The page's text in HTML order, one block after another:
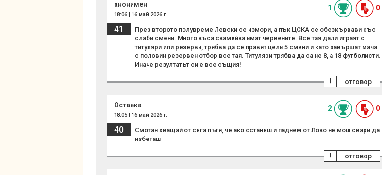
анонимен
18:06 | 16 май 2026 г.
1 0
41
През второто полувреме Левски се измори, а пък ЦСКА се обезкървави със
слаби смени. Много къса скамейка имат червените. Все тая дали играят с
титуляри или резерви, трябва да се правят цели 5 смени и като завършат мача
с половин резервен отбор все тая. Титуляри трябва да са не 8, а 18 футболисти.
Иначе резултатът си е все същия!
отговор
!
Оставка
18:05 | 16 май 2026 г.
2 0
40
Смотан хващай от сега пътя, че ако останеш и паднем от Локо не мош свари да
избегаш
отговор
!